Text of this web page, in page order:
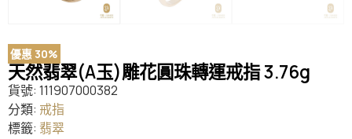
優惠 30%
天然翡翠(A玉)雕花圓珠轉運戒指 3.76g
貨號: 111907000382
分類: 戒指
標籤: 翡翠